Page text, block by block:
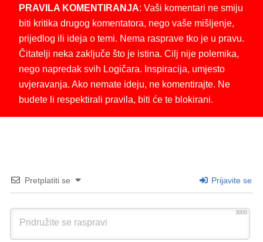
PRAVILA KOMENTIRANJA: Vaši komentari ne smiju
biti kritika drugog komentatora, nego vaše mišljenje,
prijedlog ili ideja o temi. Nema rasprave tko je u pravu.
Čitatelji neka zaključe što je istina. Cilj nije polemika,
nego napredak svih Logičara. Inspiracija, umjesto
uvjeravanja. Ako nemate ideju, ne komentirajte. Ne
budete li respektirali pravila, biti će te blokirani.
Pretplatiti se Prijavite se
3000